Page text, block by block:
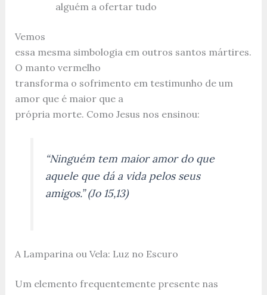
alguém a ofertar tudo
Vemos
essa mesma simbologia em outros santos mártires.
O manto vermelho
transforma o sofrimento em testimunho de um
amor que é maior que a
própria morte. Como Jesus nos ensinou:
“Ninguém tem maior amor do que
aquele que dá a vida pelos seus
amigos.” (Jo 15,13)
A Lamparina ou Vela: Luz no Escuro
Um elemento frequentemente presente nas